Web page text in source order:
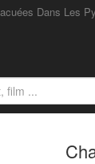
Dans Les